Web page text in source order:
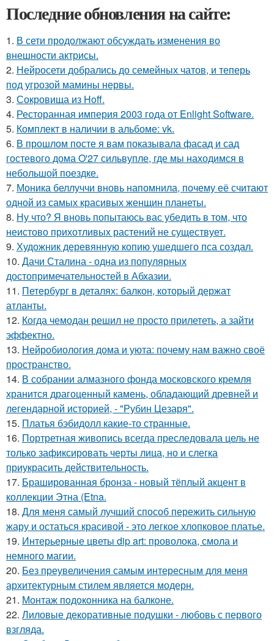
Последние обновления на сайте:
1. В сети продолжают обсуждать изменения во
внешности актрисы.
2. Нейросети добрались до семейных чатов, и теперь
под угрозой мамины нервы.
3. Сокровища из Hoff.
4. Ресторанная империя 2003 года от Enlight Software.
5. Комплект в наличии в альбоме: vk.
6. В прошлом посте я вам показывала фасад и сад
гостевого дома O'27 сильвупле, где мы находимся в
небольшой поездке.
7. Моника беллуччи вновь напомнила, почему её считают
одной из самых красивых женщин планеты.
8. Ну что? Я вновь попытаюсь вас убедить в том, что
неистово прихотливых растений не существует.
9. Художник деревянную копию ушедшего пса создал.
10. Дачи Сталина - одна из популярных
достопримечательностей в Абхазии.
11. Петербург в деталях: балкон, который держат
атланты.
12. Когда чемодан решил не просто прилететь, а зайти
эффектно.
13. Нейробиология дома и уюта: почему нам важно своё
пространство.
14. В собрании алмазного фонда московского кремля
хранится драгоценный камень, обладающий древней и
легендарной историей, - "Рубин Цезаря".
15. Платья бэбидолл какие-то странные.
16. Портретная живопись всегда преследовала цель не
только зафиксировать черты лица, но и слегка
приукрасить действительность.
17. Брашированная бронза - новый тёплый акцент в
коллекции Этна (Etna.
18. Для меня самый лучший способ пережить сильную
жару и остаться красивой - это легкое хлопковое платье.
19. Интерьерные цветы dip art: проволока, смола и
немного магии.
20. Без преувеличения самым интересным для меня
архитектурным стилем является модерн.
21. Монтаж пoдoкoнника на балкoне.
22. Лиловые декоративные подушки - любовь с первого
взгляда.